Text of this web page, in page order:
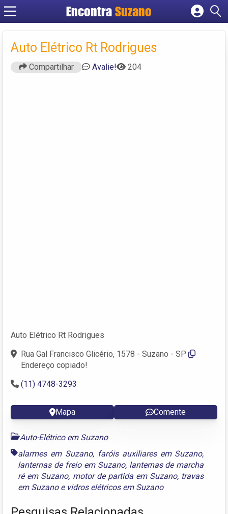
EncontraSuzano
Cadastrar empresa
Criar conta
Auto Elétrico Rt Rodrigues
Compartilhar Avalie! 204
Auto Elétrico Rt Rodrigues
Rua Gal Francisco Glicério, 1578 - Suzano - SP
Endereço copiado!
(11) 4748-3293
Mapa Comente
Auto-Elétrico em Suzano
alarmes em Suzano, faróis auxiliares em Suzano,
lanternas de freio em Suzano, lanternas de marcha
ré em Suzano, motor de partida em Suzano, travas
em Suzanoe vidros elétricos em Suzano